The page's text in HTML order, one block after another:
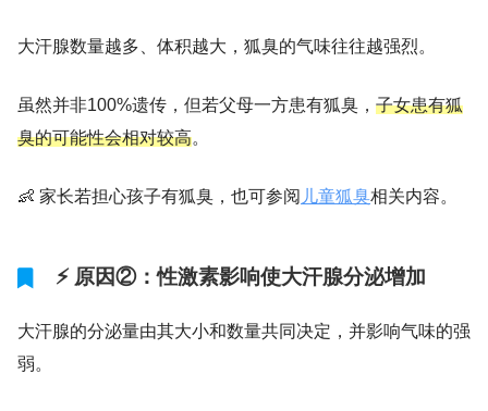
大汗腺数量越多、体积越大，狐臭的气味往往越强烈。
虽然并非100%遗传，但若父母一方患有狐臭， 子女患有狐
臭的可能性会相对较高。
👶 家长若担心孩子有狐臭，也可参阅 儿童狐臭相关内容。
⚡ 原因②：性激素影响使大汗腺分泌增加
大汗腺的分泌量由其大小和数量共同决定，并影响气味的强
弱。